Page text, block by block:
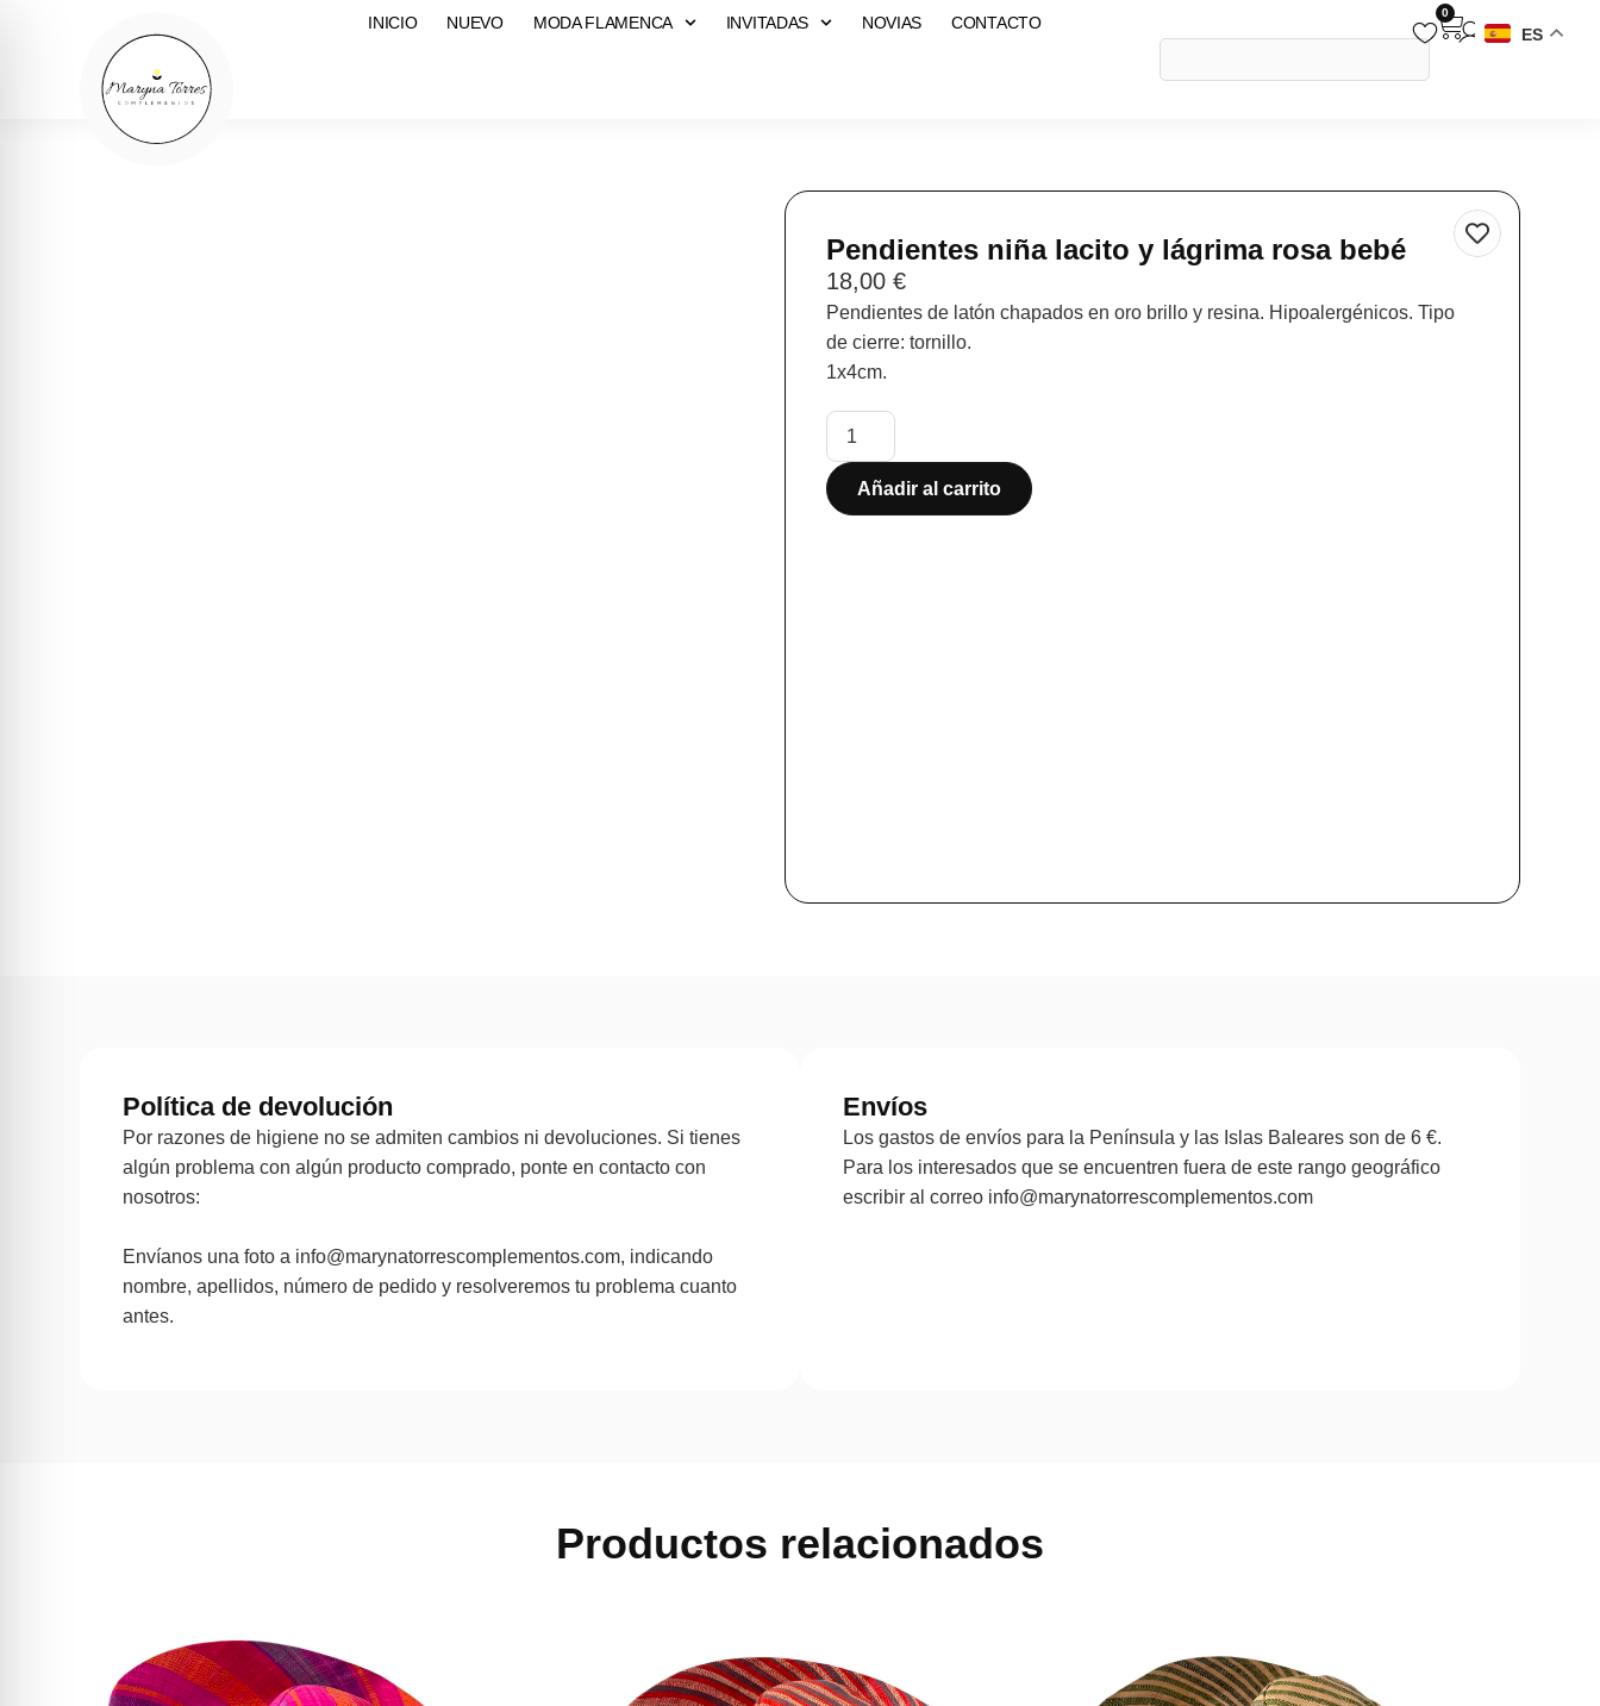
INICIO NUEVO MODA FLAMENCA INVITADAS NOVIAS CONTACTO
0
ES
Pendientes niña lacito y lágrima rosa bebé
18,00€
Pendientes de latón chapados en oro brillo y resina. Hipoalergénicos. Tipo
de cierre: tornillo.
1x4cm.
Añadir al carrito
Política de devolución
Por razones de higiene no se admiten cambios ni devoluciones. Si tienes
algún problema con algún producto comprado, ponte en contacto con
nosotros:
Envíanos una foto a info@marynatorrescomplementos.com, indicando
nombre, apellidos, número de pedido y resolveremos tu problema cuanto
antes.
Envíos
Los gastos de envíos para la Península y las Islas Baleares son de 6 €.
Para los interesados que se encuentren fuera de este rango geográfico
escribir al correo info@marynatorrescomplementos.com
Productos relacionados